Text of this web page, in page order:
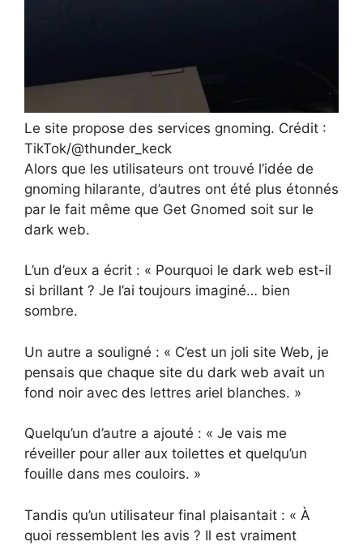
Le site propose des services gnoming. Crédit :
TikTok/@thunder_keck
Alors que les utilisateurs ont trouvé l’idée de
gnoming hilarante, d’autres ont été plus étonnés
par le fait même que Get Gnomed soit sur le
dark web.
L’un d’eux a écrit : « Pourquoi le dark web est-il
si brillant ? Je l’ai toujours imaginé… bien
sombre.
Un autre a souligné : « C’est un joli site Web, je
pensais que chaque site du dark web avait un
fond noir avec des lettres ariel blanches. »
Quelqu’un d’autre a ajouté : « Je vais me
réveiller pour aller aux toilettes et quelqu’un
fouille dans mes couloirs. »
Tandis qu’un utilisateur final plaisantait : « À
quoi ressemblent les avis ? Il est vraiment